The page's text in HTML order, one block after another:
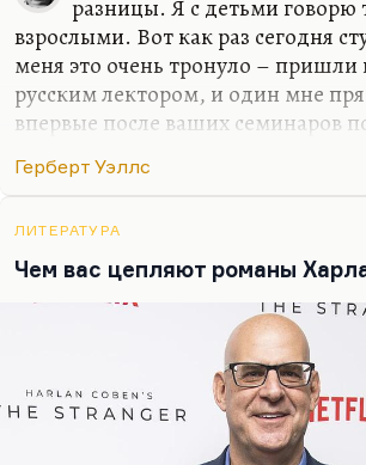
разницы. Я с детьми говорю
взрослыми. Вот как раз сегодня
меня это очень тронуло – пришли
русским лектором, и один мне
впервые после ваших семинаров
этого совсем не хотел, но в каком-
профессором, а может быть,
лучше. Я не льщу молодым, не
подольститься. Слава богу, у нас
отношения. Я не вижу
между взрослыми и детьми. Я со
Андреем всегда говорил как со
быть, иногда слишком жестко. И
Герберт Уэллс
ЛИТЕРАТУРА
Чем вас цепляют романы